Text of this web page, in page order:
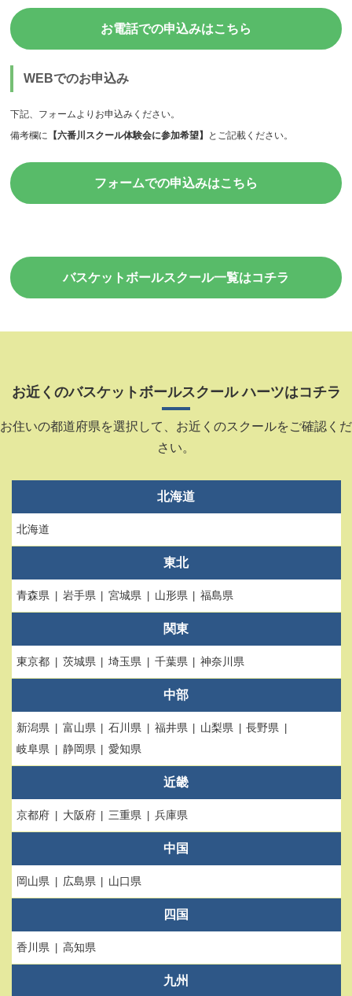
お電話での申込みはこちら
WEBでのお申込み
下記、フォームよりお申込みください。
備考欄に
【六番川スクール体験会に参加希望】 とご記載ください。
フォームでの申込みはこちら
バスケットボールスクール一覧はコチラ
お近くのバスケットボールスクール ハーツはコチラ
お住いの都道府県を選択して、お近くのスクールをご確認くだ
さい。
北海道
北海道
東北
青森県 岩手県 宮城県 山形県 福島県
関東
東京都 茨城県 埼玉県 千葉県 神奈川県
中部
新潟県 富山県 石川県 福井県 山梨県
長野県
岐阜県
静岡県 愛知県
近畿
京都府 大阪府 三重県 兵庫県
中国
岡山県 広島県 山口県
四国
香川県 高知県
九州